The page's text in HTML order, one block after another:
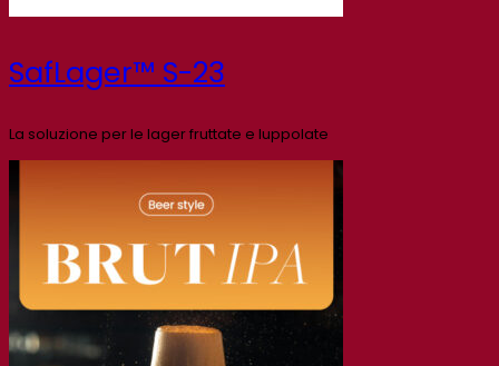
SafLager™ S-23
La soluzione per le lager fruttate e luppolate